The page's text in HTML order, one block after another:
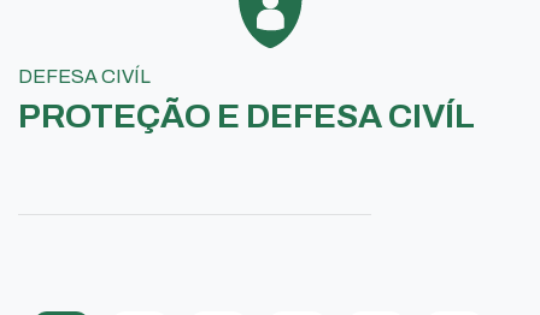
DEFESA CIVÍL
PROTEÇÃO E DEFESA CIVÍL